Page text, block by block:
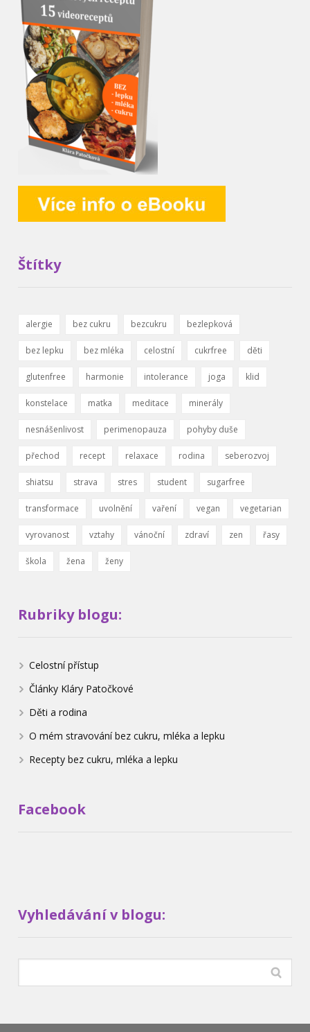
Štítky
alergie bez cukru bezcukru bezlepková
bez lepku bez mléka celostní cukrfree děti
glutenfree harmonie intolerance joga klid
konstelace matka meditace minerály
nesnášenlivost perimenopauza pohyby duše
přechod recept relaxace rodina seberozvoj
shiatsu strava stres student sugarfree
transformace uvolnění vaření vegan vegetarian
vyrovanost vztahy vánoční zdraví zen řasy
škola žena ženy
Rubriky blogu:
Celostní přístup
Články Kláry Patočkové
Děti a rodina
O mém stravování bez cukru, mléka a lepku
Recepty bez cukru, mléka a lepku
Facebook
Vyhledávání v blogu: